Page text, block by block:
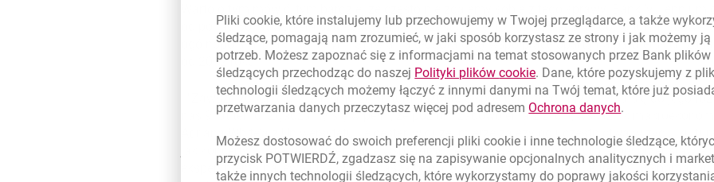
od ponad 30 lat wspiera sztukę w niemal wszystkich jej formach, sięgając do kultury niszowej
ogólnopolskim, jak i lokalnym. Stawia na długofalową współpracę opartą na partnerskich
od 2012 roku.
Zawsze zgodnie uważaliśmy, że kultura kształtuje społeczeństwo i przyczynia się do jego
nas 9 lat temu. Zgadzamy się w pełni, że poziom zadowolenia z życia, wskaźnik
Adriana White’a z Uniwersytetu Leicester, w dużej mierze zależy od uczestnictwa w życiu
jak koncerty. Dlatego nieprzerwanie wspieramy Festiwal Sacrum Profanum, który przedstawia
eksperymentalną, ewoluuje wraz z naszą publicznością, a także kształtuje trendy.
Plikicookie, które instalujemy lub przechowujemy w Twojej przeglądarce, a także
śledzące, pomagają nam zrozumieć, w jaki sposób korzystasz ze strony i jak możemy
potrzeb. Możesz zapoznać się z informacjami na temat stosowanych przez Bank plików
śledzących przechodząc do naszej Polityki plikówcookielink otwiera się w nowym oknie
. Dane, które pozyskujemy z
technologii śledzących możemy łączyć z innymi danymi na Twój temat, które już
przetwarzania danych przeczytasz więcej pod adresem Ochrona danych.
Możesz dostosować do swoich preferencji plikicookie i inne technologie śledzące,
przycisk POTWIERDŹ, zgadzasz się na zapisywanie opcjonalnych analitycznych i
także innych technologii śledzących, które wykorzystamy do poprawy jakości